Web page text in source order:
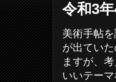
令和3年
美術手帖
が出てい
ますが、
いいテー